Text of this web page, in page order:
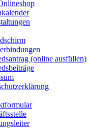
(online ausfüllen)